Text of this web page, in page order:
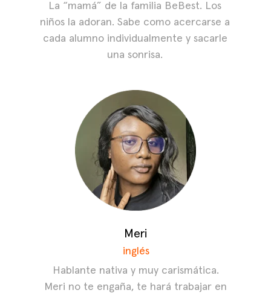
La “mamá” de la familia BeBest. Los
niños la adoran. Sabe como acercarse a
cada alumno individualmente y sacarle
una sonrisa.
Hablante nativa y muy carismática.
Meri no te engaña, te hará trabajar en
Meri
inglés